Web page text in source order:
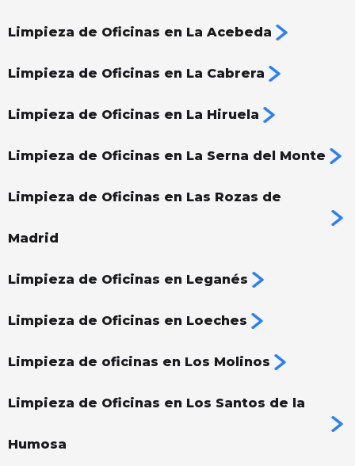
Limpieza de Oficinas en La Acebeda
Limpieza de Oficinas en La Cabrera
Limpieza de Oficinas en La Hiruela
Limpieza de Oficinas en La Serna del Monte
Limpieza de Oficinas en Las Rozas de
Madrid
Limpieza de Oficinas en Leganés
Limpieza de Oficinas en Loeches
Limpieza de oficinas en Los Molinos
Limpieza de Oficinas en Los Santos de la
Humosa